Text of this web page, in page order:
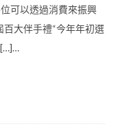
可以透過消費來振興
大伴手禮“今年年初選
[…]…